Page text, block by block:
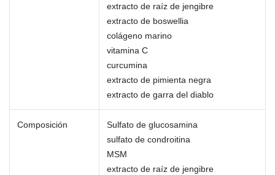
extracto de raíz de jengibre
extracto de boswellia
colágeno marino
vitamina C
curcumina
extracto de pimienta negra
extracto de garra del diablo
Composición
Sulfato de glucosamina
sulfato de condroitina
MSM
extracto de raíz de jengibre